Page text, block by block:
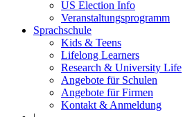
US Election Info
Veranstaltungsprogramm
Sprachschule
Kids & Teens
Lifelong Learners
Research & University Life
Angebote für Schulen
Angebote für Firmen
Kontakt & Anmeldung